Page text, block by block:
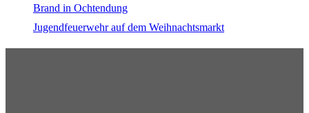
Brand in Ochtendung
Jugendfeuerwehr auf dem Weihnachtsmarkt